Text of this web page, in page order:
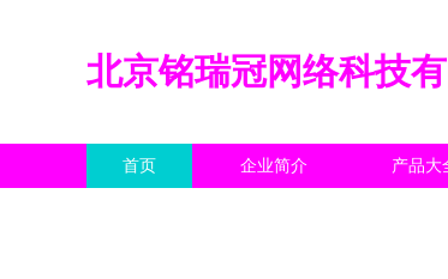
北京铭瑞冠网络科技
首页 企业简介 产品大